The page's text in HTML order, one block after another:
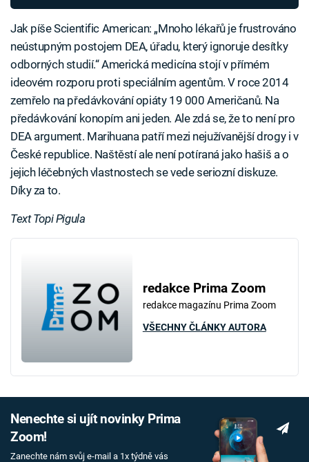
Jak píše Scientific American: „Mnoho lékařů je frustrováno
neústupným postojem DEA, úřadu, který ignoruje desítky
odborných studií.“ Americká medicína stojí v přímém
ideovém rozporu proti speciálním agentům. V roce 2014
zemřelo na předávkování opiáty 19 000 Američanů. Na
předávkování konopím ani jeden. Ale zdá se, že to není pro
DEA argument. Marihuana patří mezi nejužívanější drogy i v
České republice. Naštěstí ale není potíraná jako hašiš a o
jejich léčebných vlastnostech se vede seriozní diskuze.
Díky za to.
Text Topi Pigula
redakce Prima Zoom
redakce magazínu Prima Zoom
VŠECHNY ČLÁNKY AUTORA
Nenechte si ujít novinky Prima
Zoom!
Zanechte nám svůj e-mail a 1x týdně vás